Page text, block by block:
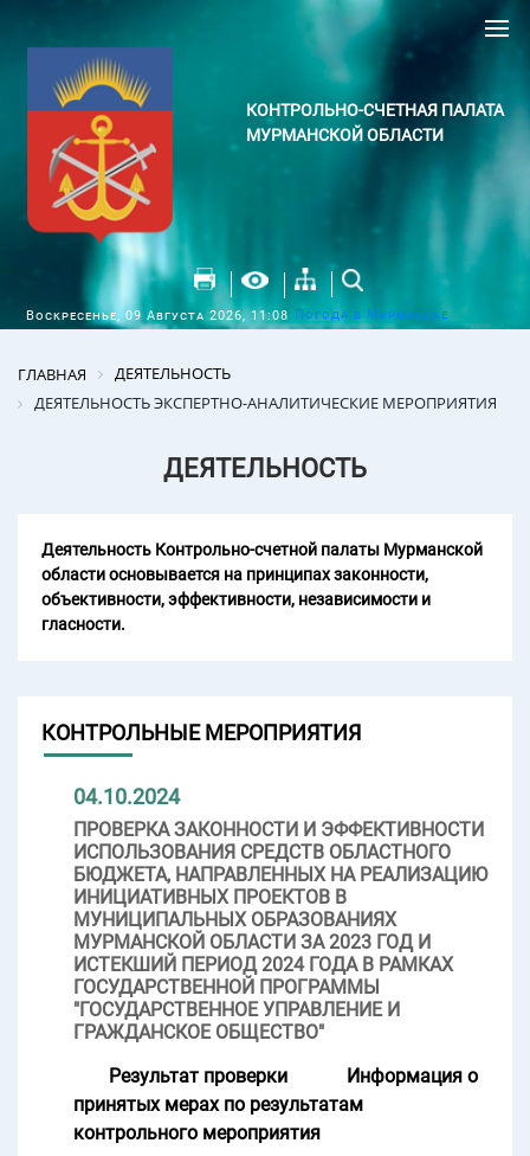
КОНТРОЛЬНО-СЧЕТНАЯ ПАЛАТА
МУРМАНСКОЙ ОБЛАСТИ
Воскресенье, 09 Августа 2026, 11:08 Погода в Мурманске
ГЛАВНАЯ
ДЕЯТЕЛЬНОСТЬ
ДЕЯТЕЛЬНОСТЬ ЭКСПЕРТНО-АНАЛИТИЧЕСКИЕ МЕРОПРИЯТИЯ
ДЕЯТЕЛЬНОСТЬ
Деятельность Контрольно-счетной палаты Мурманской
области основывается на принципах законности,
объективности, эффективности, независимости и
гласности.
КОНТРОЛЬНЫЕ МЕРОПРИЯТИЯ
04.10.2024
ПРОВЕРКА ЗАКОННОСТИ И ЭФФЕКТИВНОСТИ
ИСПОЛЬЗОВАНИЯ СРЕДСТВ ОБЛАСТНОГО
БЮДЖЕТА, НАПРАВЛЕННЫХ НА РЕАЛИЗАЦИЮ
ИНИЦИАТИВНЫХ ПРОЕКТОВ В
МУНИЦИПАЛЬНЫХ ОБРАЗОВАНИЯХ
МУРМАНСКОЙ ОБЛАСТИ ЗА 2023 ГОД И
ИСТЕКШИЙ ПЕРИОД 2024 ГОДА В РАМКАХ
ГОСУДАРСТВЕННОЙ ПРОГРАММЫ
"ГОСУДАРСТВЕННОЕ УПРАВЛЕНИЕ И
ГРАЖДАНСКОЕ ОБЩЕСТВО"
Результат проверки
Информация о
принятых мерах по результатам
контрольного мероприятия